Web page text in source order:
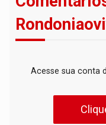
Acesse sua conta